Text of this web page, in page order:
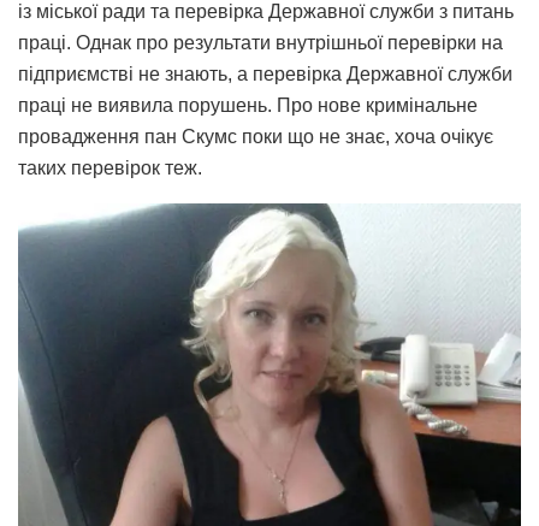
із міської ради та перевірка Державної служби з питань
праці. Однак про результати внутрішньої перевірки на
підприємстві не знають, а перевірка Державної служби
праці не виявила порушень. Про нове кримінальне
провадження пан Скумс поки що не знає, хоча очікує
таких перевірок теж.